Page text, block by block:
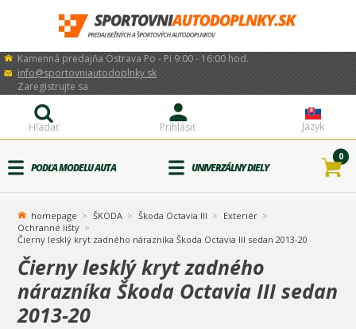
Kamenná predajňa Ostrava Po - Pi 9:00 - 16:00 hod.
info@sportovniautodoplnky.sk
Jazyk
Prihlásiť
Zaregistrujte sa
Hľadať
PODĽA MODELU AUTA UNIVERZÁLNY DIELY
0
homepage ŠKODA Škoda Octavia III
Exteriér
Ochranné lišty
Čierny lesklý kryt zadného nárazníka Škoda Octavia III sedan 2013-20
Čierny lesklý kryt zadného
nárazníka Škoda Octavia III sedan
2013-20